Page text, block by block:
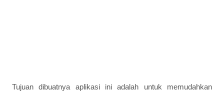
Tujuan dibuatnya aplikasi ini adalah untuk memudahkan